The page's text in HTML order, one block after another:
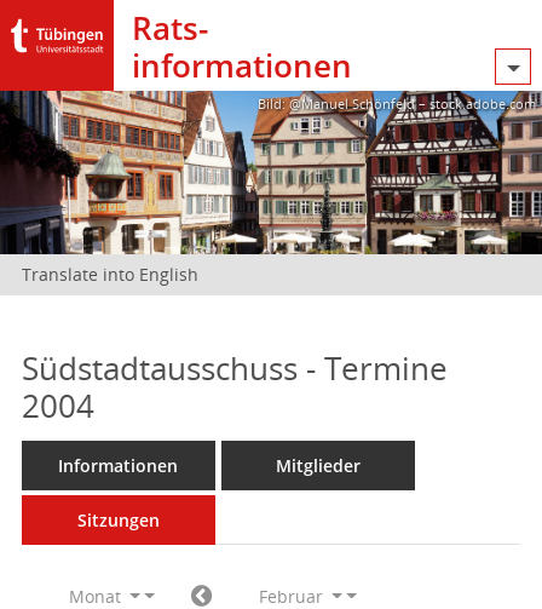
Rats­
informationen
Bild: @Manuel Schönfeld – stock.adobe.com
Translate into English
Südstadtausschuss - Termine
2004
Informationen Mitglieder
Sitzungen
Monat
Februar